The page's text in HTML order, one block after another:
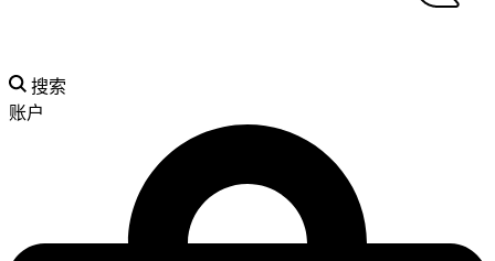
搜索
账户